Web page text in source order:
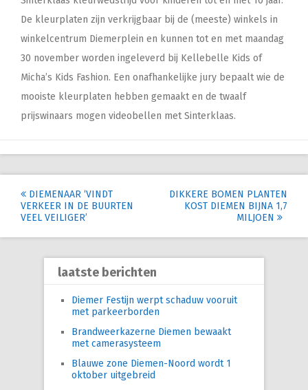
De kleurplaten zijn verkrijgbaar bij de (meeste) winkels in
winkelcentrum Diemerplein en kunnen tot en met maandag
30 november worden ingeleverd bij Kellebelle Kids of
Micha’s Kids Fashion. Een onafhankelijke jury bepaalt wie de
mooiste kleurplaten hebben gemaakt en de twaalf
prijswinaars mogen videobellen met Sinterklaas.
Post
navigation
DIEMENAAR ‘VINDT
VERKEER IN DE BUURTEN
VEEL VEILIGER’
DIKKERE BOMEN PLANTEN
KOST DIEMEN BIJNA 1,7
MILJOEN
laatste berichten
Diemer Festijn werpt schaduw vooruit
met parkeerborden
Brandweerkazerne Diemen bewaakt
met camerasysteem
Blauwe zone Diemen-Noord wordt 1
oktober uitgebreid